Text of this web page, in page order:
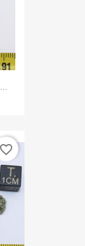
favorite_border